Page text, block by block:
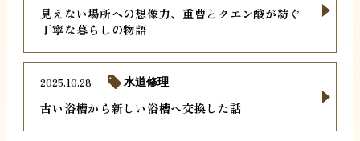
見えない場所への想像力、重曹とクエン酸が紡ぐ
丁寧な暮らしの物語
古い浴槽から新しい浴槽へ交換した話
2025.10.28 水道修理